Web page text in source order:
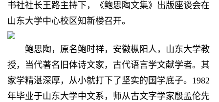
书社社长王路主持下，《鲍思陶文集》出版座谈会在
山东大学中心校区知新楼召开。
鲍思陶，原名鲍时祥，安徽枞阳人，山东大学教
授，当代著名旧体诗文家，古代语言学文献学者。其
家学精湛深厚，从小就打下了坚实的国学底子。1982
年毕业于山东大学中文系，师从古文字学家殷孟伦先